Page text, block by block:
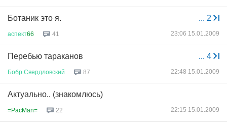
... 2
Ботаник это я.
аспект66 41 23:06 15.01.2009
... 4
Перебью тараканов
Бобр Свердловский 87 22:48 15.01.2009
Актуально.. (знакомлюсь)
=PacMan= 22 22:15 15.01.2009